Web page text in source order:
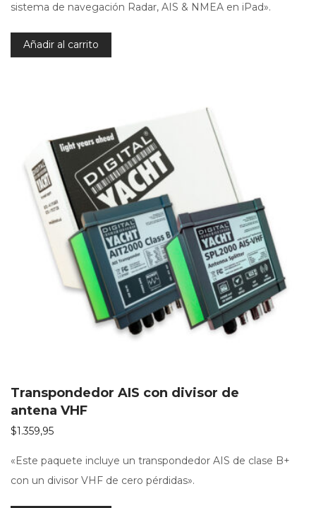
sistema de navegación Radar, AIS & NMEA en iPad».
Añadir al carrito
Transpondedor AIS con divisor de
antena VHF
$1.359,95
«Este paquete incluye un transpondedor AIS de clase B+
con un divisor VHF de cero pérdidas».